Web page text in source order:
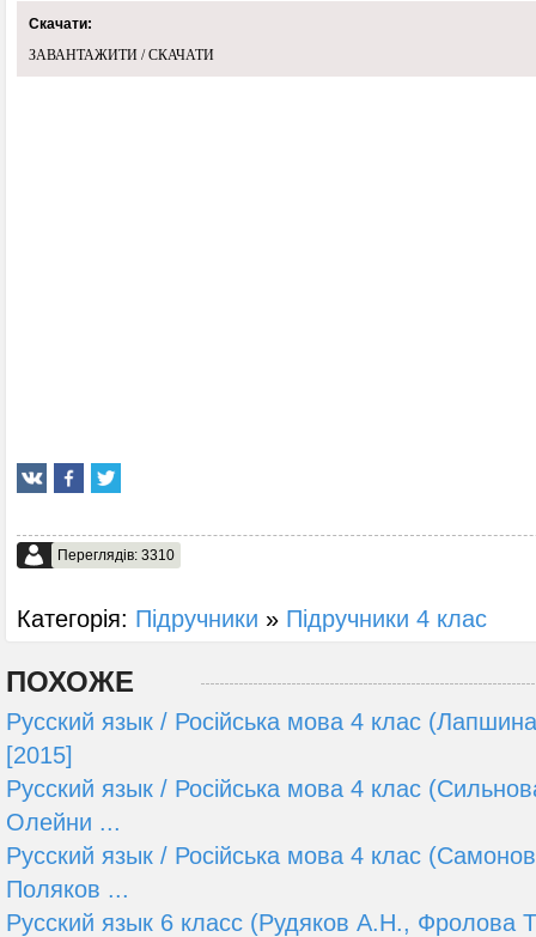
Скачати:
ЗАВАНТАЖИТИ / СКАЧАТИ
Переглядів: 3310
Категорія: Підручники » Підручники 4 клас
ПОХОЖЕ
Русский язык / Російська мова 4 клас
[2015]
Русский язык / Російська мова 4 клас
Олейни ...
Русский язык / Російська мова 4 клас
Поляков ...
Русский язык 6 класс (Рудяков А.Н., Фролова